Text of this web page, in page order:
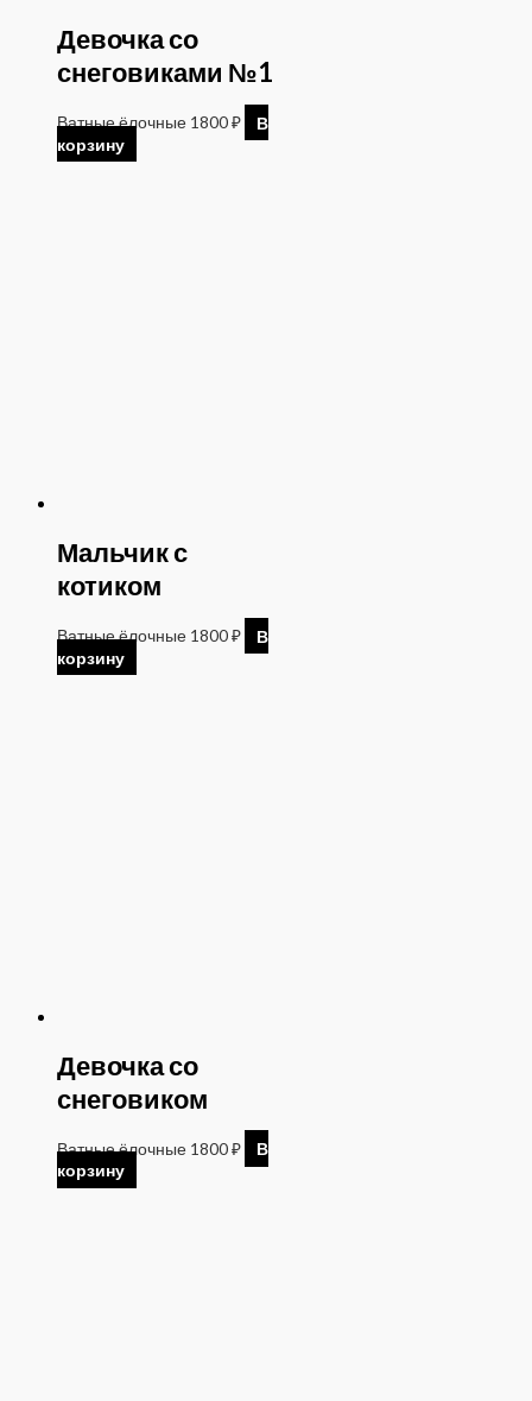
Девочка со
снеговиками №1
Ватные ёлочные 1800₽
В
корзину
Мальчик с
котиком
Ватные ёлочные 1800₽
В
корзину
Девочка со
снеговиком
Ватные ёлочные 1800₽
В
корзину